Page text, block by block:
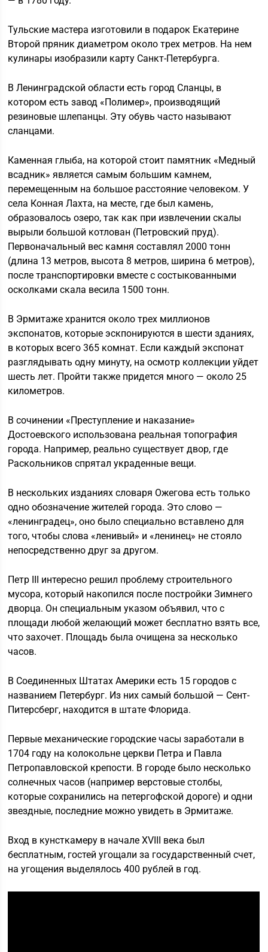
Тульские мастера изготовили в подарок Екатерине
Второй пряник диаметром около трех метров. На нем
кулинары изобразили карту Санкт-Петербурга.
В Ленинградской области есть город Сланцы, в
котором есть завод «Полимер», производящий
резиновые шлепанцы. Эту обувь часто называют
сланцами.
Каменная глыба, на которой стоит памятник «Медный
всадник» является самым большим камнем,
перемещенным на большое расстояние человеком. У
села Конная Лахта, на месте, где был камень,
образовалось озеро, так как при извлечении скалы
вырыли большой котлован (Петровский пруд).
Первоначальный вес камня составлял 2000 тонн
(длина 13 метров, высота 8 метров, ширина 6 метров),
после транспортировки вместе с состыкованными
осколками скала весила 1500 тонн.
В Эрмитаже хранится около трех миллионов
экспонатов, которые эскпонируются в шести зданиях,
в которых всего 365 комнат. Если каждый экспонат
разглядывать одну минуту, на осмотр коллекции уйдет
шесть лет. Пройти также придется много — около 25
километров.
В сочинении «Преступление и наказание»
Достоевского использована реальная топография
города. Например, реально существует двор, где
Раскольников спрятал украденные вещи.
В нескольких изданиях словаря Ожегова есть только
одно обозначение жителей города. Это слово —
«ленинградец», оно было специально вставлено для
того, чтобы слова «ленивый» и «ленинец» не стояло
непосредственно друг за другом.
Петр ІІІ интересно решил проблему строительного
мусора, который накопился после постройки Зимнего
дворца. Он специальным указом объявил, что с
площади любой желающий может бесплатно взять все,
что захочет. Площадь была очищена за несколько
часов.
В Соединенных Штатах Америки есть 15 городов с
названием Петербург. Из них самый большой — Сент-
Питерсберг, находится в штате Флорида.
Первые механические городские часы заработали в
1704 году на колокольне церкви Петра и Павла
Петропавловской крепости. В городе было несколько
солнечных часов (например верстовые столбы,
которые сохранились на петергофской дороге) и одни
звездные, последние можно увидеть в Эрмитаже.
Вход в кунсткамеру в начале ХVIII века был
бесплатным, гостей угощали за государственный счет,
на угощения выделялось 400 рублей в год.